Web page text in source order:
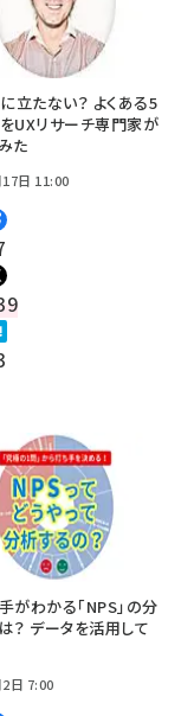
立たない？ よくある5
UXリサーチ専門家が
た
日 11:00
がわかる「NPS」の分
？ データを活用して
日 7:00